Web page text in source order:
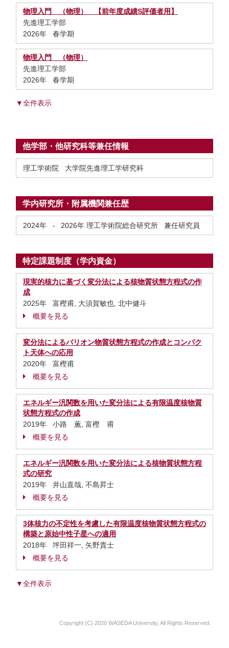
物理入門 （物理） 【前年度成績S評価者用】
先進理工学部
2026年 春学期
物理入門 （物理）
先進理工学部
2026年 春学期
▼全件表示
他学部・他研究科等兼任情報
理工学術院 大学院先進理工学研究科
学内研究所・附属機関兼任歴
2024年 - 2026年 理工学術院総合研究所 兼任研究員
特定課題制度（学内資金）
現実的核力に基づく変分法による核物質状態方程式の作
成
2025年 富樫甫, 大須賀敏也, 北中健斗
概要を見る
変分法によるバリオン物質状態方程式の作成とコンパク
ト天体への応用
2020年 富樫甫
概要を見る
エネルギー汎関数を用いた変分法による有限温度核物質
状態方程式の作成
2019年 小路 薫, 富樫 甫
概要を見る
エネルギー汎関数を用いた変分法による核物質状態方程
式の研究
2019年 井山直哉, 不島昇士
概要を見る
3体核力の不定性を考慮した有限温度核物質状態方程式の
構築と原始中性子星への適用
2018年 坪田祥一, 矢野貴士
概要を見る
▼全件表示
Copyright (C) 2020 WASEDA University, All Rights Reserved.